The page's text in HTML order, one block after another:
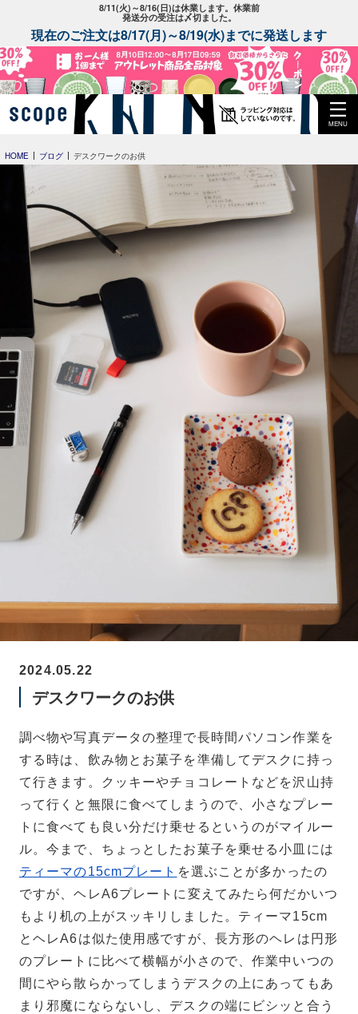
8/11(火)～8/16(日)は休業します。休業前
発送分の受注は〆切ました。
現在のご注文は8/17(月)～8/19(水)までに発送します
MENU
HOME ブログ デスクワークのお供
2024.05.22
デスクワークのお供
調べ物や写真データの整理で長時間パソコン作業を
する時は、飲み物とお菓子を準備してデスクに持っ
て行きます。クッキーやチョコレートなどを沢山持
って行くと無限に食べてしまうので、小さなプレー
トに食べても良い分だけ乗せるというのがマイルー
ル。今まで、ちょっとしたお菓子を乗せる小皿には
ティーマの15cmプレート を選ぶことが多かったの
ですが、ヘレA6プレートに変えてみたら何だかいつ
もより机の上がスッキリしました。ティーマ15cm
とヘレA6は似た使用感ですが、長方形のヘレは円形
のプレートに比べて横幅が小さので、作業中いつの
間にやら散らかってしまうデスクの上にあってもあ
まり邪魔にならないし、デスクの端にビシッと合う